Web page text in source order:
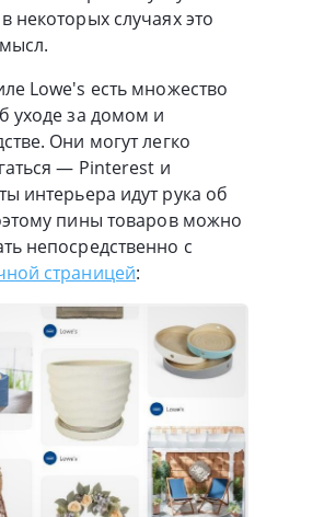
некоторых случаях это
Lowe's есть множество
уходе за домом и
Они могут легко
— Pinterest и
интерьера идут рука об
пины товаров можно
непосредственно с
страницей: